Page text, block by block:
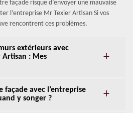
façade risque d’envoyer une mauvaise
l’entreprise Mr Texier Artisan Si vos
rencontrent ces problèmes.
extérieurs avec
Artisan : Mes
façade avec l’entreprise
y songer ?